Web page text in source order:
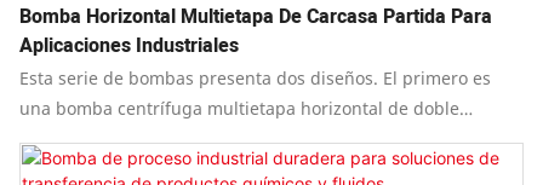
Bomba Horizontal Multietapa De Carcasa Partida Para
Aplicaciones Industriales
Esta serie de bombas presenta dos diseños. El primero es
una bomba centrífuga multietapa horizontal de doble
carcasa, con división horizontal, diseñada específicamente
para condiciones de operación extremas, como alta